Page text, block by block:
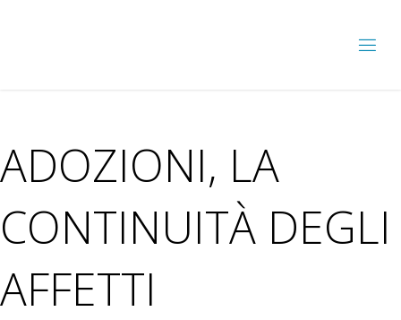
ADOZIONI, LA
CONTINUITÀ DEGLI
AFFETTI